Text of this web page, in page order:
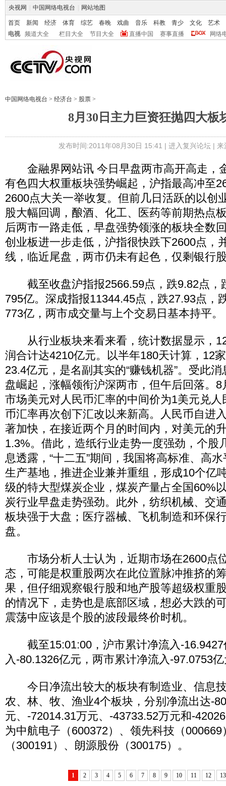
央视网 中国网络电视台 网站地图
首页 新闻 经济 体育 综艺 春晚 戏曲 音乐 科教 青少 文化
艺术
电视
频道大全 栏目大全 节目大全 直播中国 赛事直播 网络
中国网络电视台 > 经济台 > 股票 >
8月30日主力巨资狂抛四大板
发布时间:2011年08月30日 15:41 | 进入复兴论坛| 来
金融界网站讯 今日早盘两市高开高走，
有色四大权重板块强势崛起，沪指最高冲至
2600点大关一举收复。但前几日活跃的以创
股大幅回调，酿酒、化工、医药等前期热点
后两市一路走低，早盘强势领涨的板块全数
创业板进一步走低，沪指很快跌下2600点，
线，临近尾盘，两市仍未有起色，仅剩银行
截至收盘沪指报2566.59点，跌9.82点，
795亿。深成指报11344.45点，跌27.93点，
773亿，两市成交量与上个交易日基本持平。
从行业板块来看来看，统计数据显示，
润合计达4210亿元。以半年180天计算，12
23.4亿元，是名副其实的“赚钱机器”。受此
盘崛起，涨幅领衔沪深两市，但午后回落。
市场美元对人民币汇率的中间价为1美元兑
币汇率再次创下汇改以来新高。人民币自进
著加快，在接近两个月的时间内，对美元的
1.3%。借此，造纸行业走势一度强劲，个股
息透露，“十二五”期间，我国将高标准、高
生产基地，推进企业兼并重组，形成10个亿
级的特大型煤炭企业，煤炭产量占全国60%
炭行业早盘走势强劲。此外，纺织机械、交
板块强于大盘；医疗器械、飞机制造和环保
盘。
市场分析人士认为，近期市场在2600点
态，可能是权重股两次在此位置脉冲推挤的
果，但仔细观察银行股和地产股等超级权重
的情况下，走势也是底部区域，想必大跌的
震荡中应该是个股的波段最终价时机。
截至15:01:00，沪市累计净流入-16.9427
入-80.1326亿元，两市累计净流入-97.0753
今日净流出较大的板块有制造业、信息
农、林、牧、渔业4个板块，分别净流出达-
元、-72014.31万元、-43733.52万元和-
为中航电子（600372）、领先科技（
（300191）、朗源股份（300175）。
1 2 3 4 5 6 7 8 9 10 11 12 13